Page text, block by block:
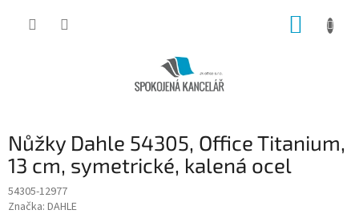
Nůžky Dahle 54305, Office Titanium,
13 cm, symetrické, kalená ocel
54305-12977
Značka: DAHLE